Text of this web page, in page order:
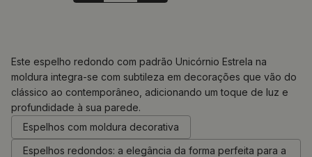
0.00€
Este espelho redondo com padrão Unicórnio Estrela na
moldura integra-se com subtileza em decorações que vão do
clássico ao contemporâneo, adicionando um toque de luz e
profundidade à sua parede.
Espelhos com moldura decorativa
Espelhos redondos: a elegância da forma perfeita para a